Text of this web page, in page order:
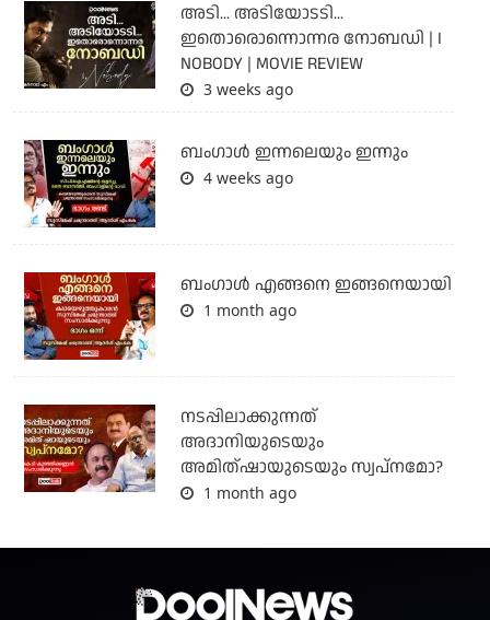
അടി... അടിയോടടി...
ഇതൊരൊന്നൊന്നര നോബഡി | I
NOBODY | MOVIE REVIEW
3 weeks ago
ബംഗാള്‍ ഇന്നലെയും ഇന്നും
4 weeks ago
ബം​ഗാൾ എങ്ങനെ ഇങ്ങനെയായി
1 month ago
നടപ്പിലാക്കുന്നത്
അദാനിയുടെയും
അമിത്ഷായുടെയും സ്വപ്നമോ?
1 month ago